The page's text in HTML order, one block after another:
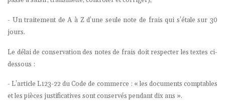
- Un traitement de A à Z d’une seule note de frais qui s’étale sur 30
jours.
Le délai de conservation des notes de frais doit respecter les textes ci-
dessous :
- L’article L123-22 du Code de commerce : « les documents comptables
et les pièces justificatives sont conservés pendant dix ans ».